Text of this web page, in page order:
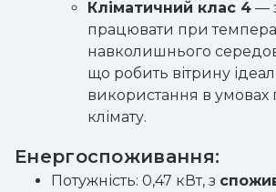
Кліматичний клас 4 —
працювати при
навколишнього
що робить вітрину
використання в умовах
клімату.
Енергоспоживання:
Потужність: 0,47 кВт, з